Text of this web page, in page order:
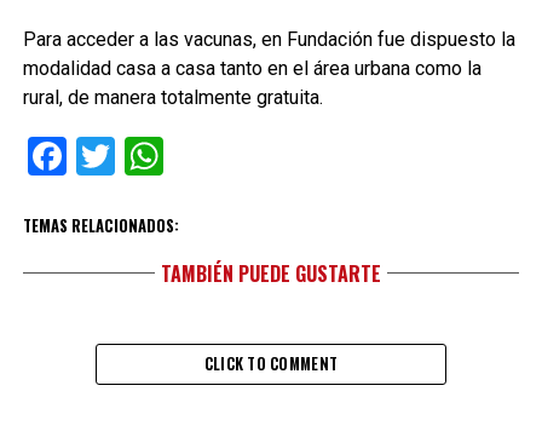
Para acceder a las vacunas, en Fundación fue dispuesto la
modalidad casa a casa tanto en el área urbana como la
rural, de manera totalmente gratuita.
Facebook
TwitterWhatsApp
TEMAS RELACIONADOS:
TAMBIÉN PUEDE GUSTARTE
CLICK TO COMMENT